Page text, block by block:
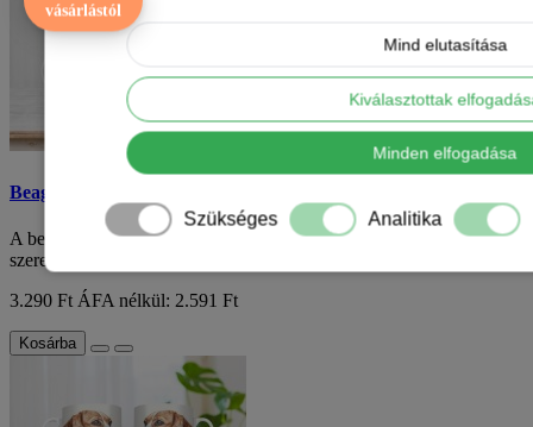
Beagle kölyök mintás bögre
A beagle kölyök mintás bögre az ideális választás azoknak, akik
szeretik ezt a különleges kutyafajtá..
3.290 Ft ÁFA nélkül: 2.591 Ft
Kosárba
vásárlástól
Mind elutasítása
Kiválasztottak
Minden elfogadása
Szükséges Analitika